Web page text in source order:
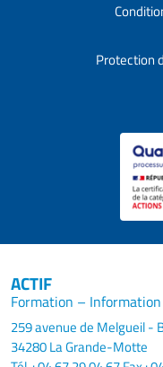
Protection
ACTIF
Formation –
259 avenue de Melgueil -
34280 La Grande-Motte